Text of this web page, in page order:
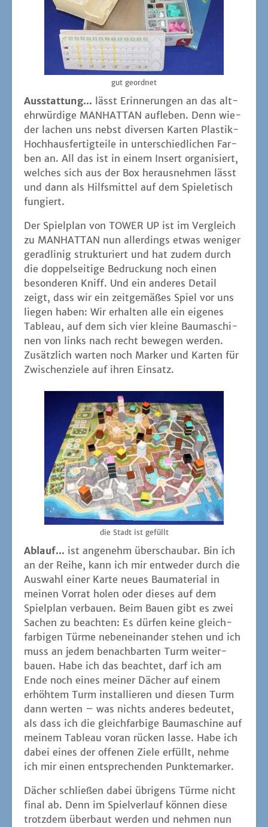
gut geord­net
Aus­stat­tung… lässt Erin­ne­run­gen an das alt­
ehr­wür­di­ge MANHATTAN auf­le­ben. Denn wie­
der lachen uns nebst diver­sen Kar­ten Plas­tik-
Hoch­haus­fer­tig­tei­le in unter­schied­li­chen Far­
ben an. All das ist in einem Insert orga­ni­siert,
wel­ches sich aus der Box her­aus­neh­men lässt
und dann als Hilfs­mit­tel auf dem Spie­le­tisch
fungiert.
Der Spiel­plan von TOWER UP ist im Ver­gleich
zu MANHATTAN nun aller­dings etwas weni­ger
gerad­li­nig struk­tu­riert und hat zudem durch
die dop­pel­sei­ti­ge Bedruckung noch einen
beson­de­ren Kniff. Und ein ande­res Detail
zeigt, dass wir ein zeit­ge­mä­ßes Spiel vor uns
lie­gen haben: Wir erhal­ten alle ein eige­nes
Tableau, auf dem sich vier klei­ne Bau­ma­schi­
nen von links nach recht bewe­gen wer­den.
Zusätz­lich war­ten noch Mar­ker und Kar­ten für
Zwi­schen­zie­le auf ihren Einsatz.
die Stadt ist gefüllt
Ablauf… ist ange­nehm über­schau­bar. Bin ich
an der Rei­he, kann ich mir ent­we­der durch die
Aus­wahl einer Kar­te neu­es Bau­ma­te­ri­al in
mei­nen Vor­rat holen oder die­ses auf dem
Spiel­plan ver­bau­en. Beim Bau­en gibt es zwei
Sachen zu beach­ten: Es dür­fen kei­ne gleich­
far­bi­gen Tür­me neben­ein­an­der ste­hen und ich
muss an jedem benach­bar­ten Turm wei­ter­
bau­en. Habe ich das beach­tet, darf ich am
Ende noch eines mei­ner Dächer auf einem
erhöh­tem Turm instal­lie­ren und die­sen Turm
dann wer­ten – was nichts ande­res bedeu­tet,
als dass ich die gleich­far­bi­ge Bau­ma­schi­ne auf
mei­nem Tableau vor­an rücken las­se. Habe ich
dabei eines der offe­nen Zie­le erfüllt, neh­me
ich mir einen ent­spre­chen­den Punktemarker.
Dächer schlie­ßen dabei übri­gens Tür­me nicht
final ab. Denn im Spiel­ver­lauf kön­nen die­se
trotz­dem über­baut wer­den und neh­men nun